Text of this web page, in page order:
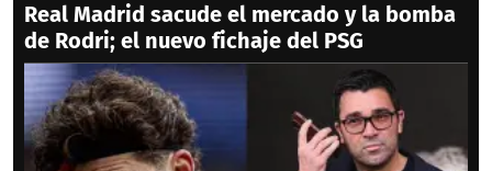
Real Madrid sacude el mercado y la bomba
de Rodri; el nuevo fichaje del PSG